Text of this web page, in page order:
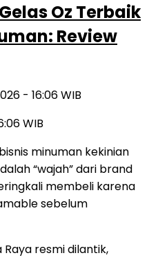
Oz Terbaik
Review
- 16:06 WIB
WIB
minuman kekinian
“wajah” dari brand
membeli karena
sebelum